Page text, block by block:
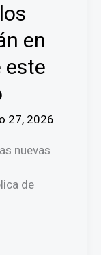
en
este
27, 2026
nuevas
de